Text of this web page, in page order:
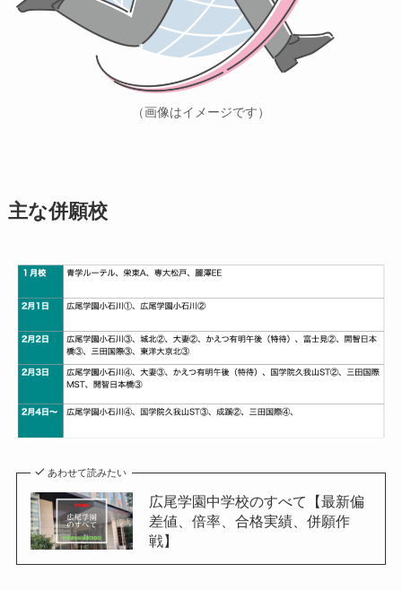
（画像はイメージです）
主な併願校
あわせて読みたい
広尾学園中学校のすべて【最新偏
差値、倍率、合格実績、併願作
戦】